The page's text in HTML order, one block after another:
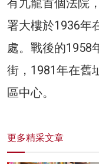
署大樓於1936年
處。戰後的1958
街，1981年在舊
區中心。
更多精采文章